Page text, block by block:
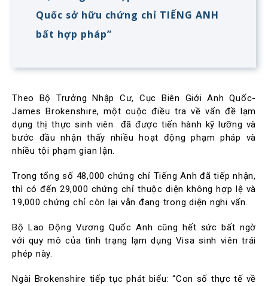
Quốc sở hữu chứng chỉ TIẾNG ANH
bất hợp pháp”
Theo Bộ Trưởng Nhập Cư, Cục Biên Giới Anh Quốc-
James Brokenshire, một cuộc điều tra về vấn đề lạm
dụng thị thực sinh viên đã được tiến hành kỹ lưỡng và
bước đầu nhận thấy nhiều hoạt động phạm pháp và
nhiều tội phạm gian lận.
Trong tổng số 48,000 chứng chỉ Tiếng Anh đã tiếp nhận,
thì có đến 29,000 chứng chỉ thuộc diện không hợp lệ và
19,000 chứng chỉ còn lại vẫn đang trong diện nghi vấn.
Bộ Lao Động Vương Quốc Anh cũng hết sức bất ngờ
với quy mô của tình trạng lạm dụng Visa sinh viên trái
phép này.
Ngài Brokenshire tiếp tục phát biểu: “Con số thực tế về